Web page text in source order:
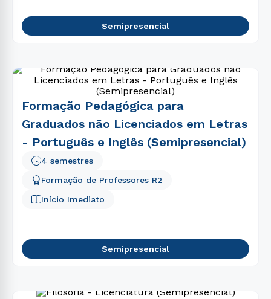
Semipresencial
Formação Pedagógica para
Graduados não Licenciados em Letras
- Português e Inglês (Semipresencial)
Formação de Professores R2
Início Imediato
4 semestres
Semipresencial